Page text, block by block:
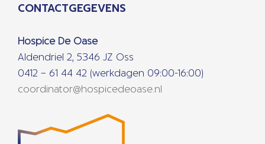
CONTACTGEGEVENS
Hospice De Oase
Aldendriel 2, 5346 JZ Oss
0412 – 61 44 42 (werkdagen 09:00-16:00)
coordinator@hospicedeoase.nl